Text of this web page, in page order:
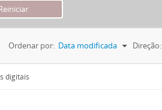
Ordenar por: Data modificada Direção:
digitais